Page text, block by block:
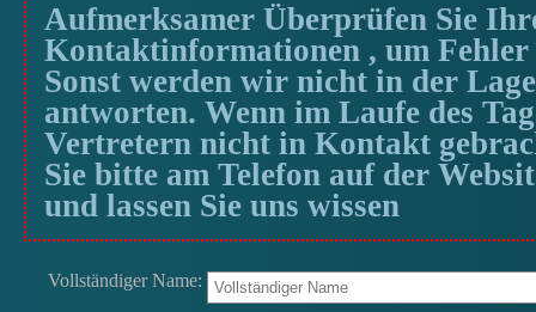
Aufmerksamer Überprüfen Sie
Kontaktinformationen , um Fehler
Sonst werden wir nicht in der
antworten. Wenn im Laufe des
Vertretern nicht in Kontakt
Sie bitte am Telefon auf der
und lassen Sie uns wissen
Vollständiger Name: